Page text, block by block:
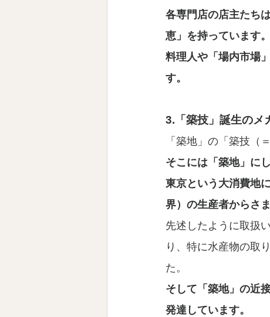
各専門店の店主たち
恵」を持っています。
料理人や「場内市場
す。
3.「築技」誕生のメ
「築地」の「築技（
そこには「築地」に
東京という大消費地
界）の生産者からさ
先述したように取扱
り、特に水産物の取
た。
そして「築地」の近
発達しています。